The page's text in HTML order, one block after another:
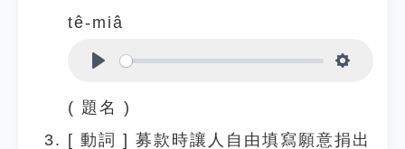
tê-miâ
( 題名 )
[ 動詞 ] 募款時讓人自由填寫願意捐出